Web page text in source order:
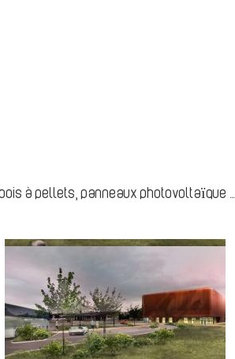
à pellets, panneaux photovoltaïque ...